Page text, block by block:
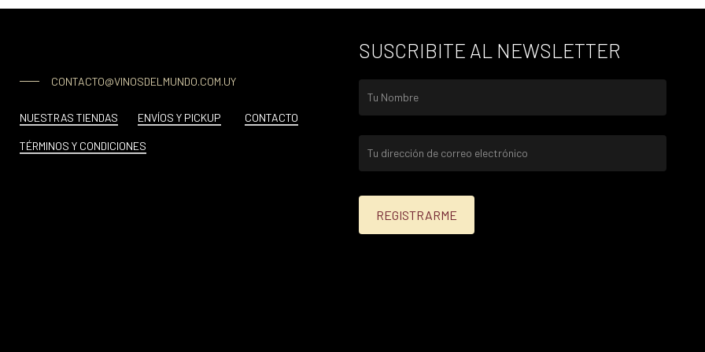
CONTACTO@VINOSDELMUNDO.COM.UY
NUESTRAS TIENDAS ENVÍOS Y PICKUP CONTACTO
TÉRMINOS Y CONDICIONES
SUSCRIBITE AL NEWSLETTER